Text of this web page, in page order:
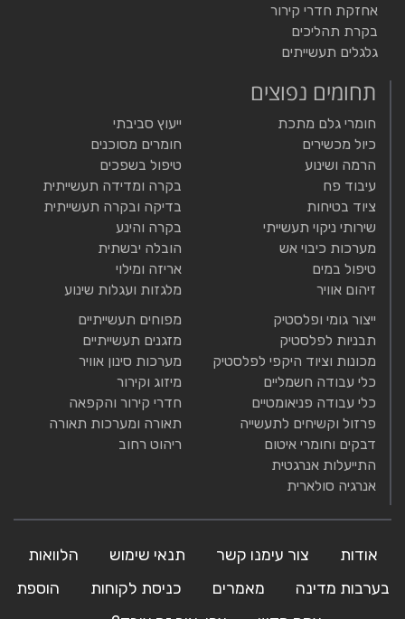
אחזקת חדרי קירור
בקרת תהליכים
גלגלים תעשייתים
תחומים נפוצים
חומרי גלם מתכת
כיול מכשירים
הרמה ושינוע
עיבוד פח
ציוד בטיחות
שירותי ניקוי תעשייתי
מערכות כיבוי אש
טיפול במים
זיהום אוויר
ייעוץ סביבתי
חומרים מסוכנים
טיפול בשפכים
בקרה ומדידה תעשייתית
בדיקה ובקרה תעשייתית
בקרה והינע
הובלה יבשתית
אריזה ומילוי
מלגזות ועגלות שינוע
ייצור גומי ופלסטיק
תבניות לפלסטיק
מכונות וציוד היקפי לפלסטיק
כלי עבודה חשמליים
כלי עבודה פניאומטיים
פרזול וקשיחים לתעשייה
דבקים וחומרי איטום
התייעלות אנרגטית
אנרגיה סולארית
מפוחים תעשייתיים
מזגנים תעשייתיים
מערכות סינון אוויר
מיזוג וקירור
חדרי קירור והקפאה
תאורה ומערכות תאורה
ריהוט רחוב
אודות צור עימנו קשר תנאי שימוש
הלוואות
בערבות מדינה
מאמרים כניסת לקוחות
הוספת